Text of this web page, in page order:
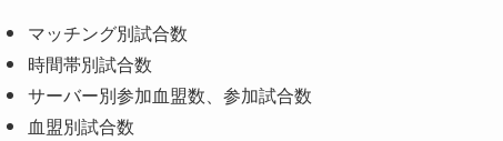
マッチング別試合数
時間帯別試合数
サーバー別参加血盟数、参加試合数
血盟別試合数